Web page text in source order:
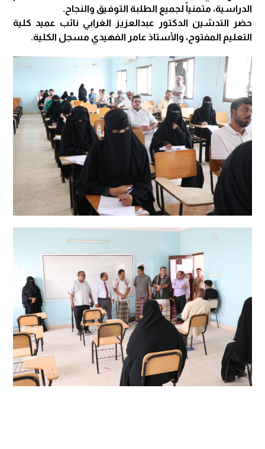
الدراسية، متمنياً لجميع الطلبة التوفيق والنجاح.
حضر التدشين الدكتور عبدالعزيز الغرابي نائب عميد كلية
التعليم المفتوح، والأستاذ عامر الفهيدي مسجل الكلية.